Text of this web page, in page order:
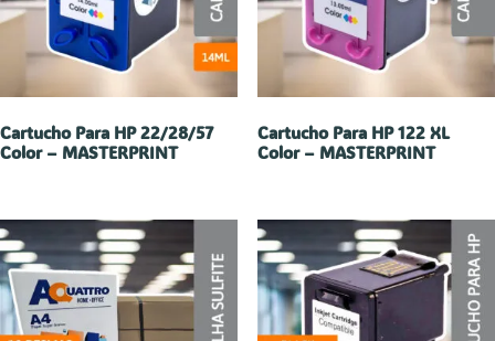
Cartucho Para HP 22/28/57
Color – MASTERPRINT
Cartucho Para HP 122 XL
Color – MASTERPRINT